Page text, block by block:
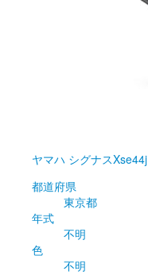
ヤマハ シグナスXse44j
都道府県
東京都
年式
不明
色
不明